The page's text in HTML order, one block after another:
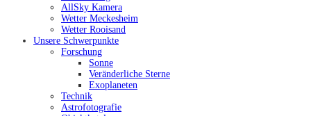
AllSky Kamera
Wetter Meckesheim
Wetter Rooisand
Unsere Schwerpunkte
Forschung
Sonne
Veränderliche Sterne
Exoplaneten
Technik
Astrofotografie